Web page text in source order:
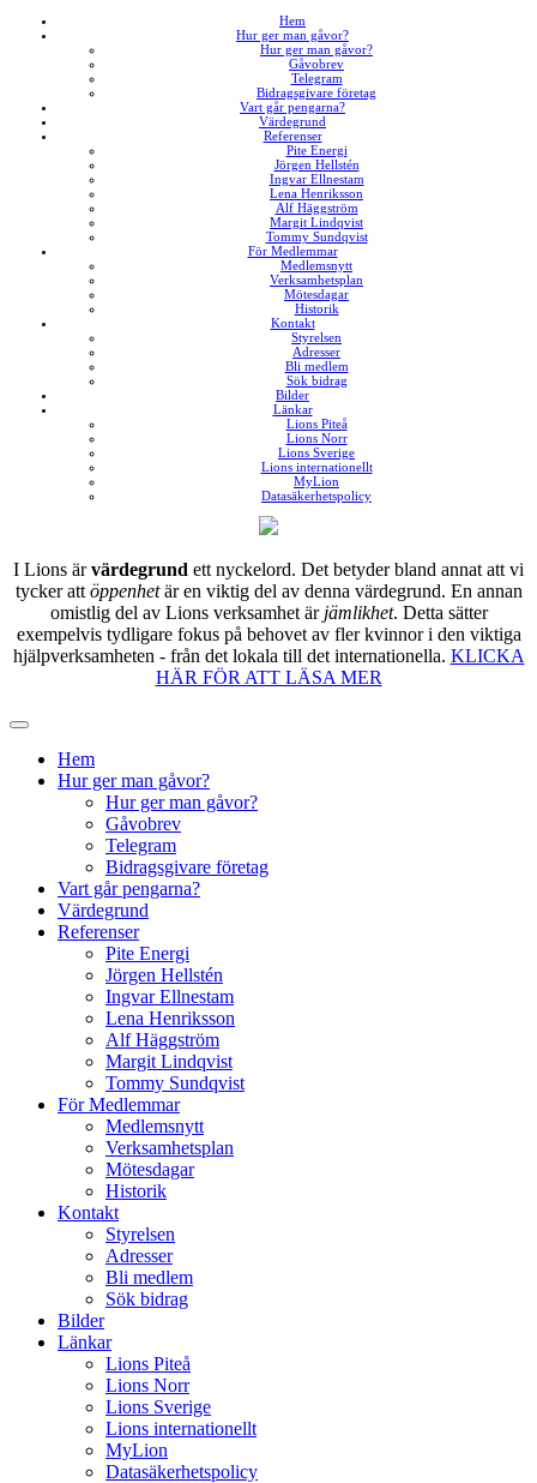
Skip
Content
Hem
Hur ger man gåvor?
Hur ger man gåvor?
Gåvobrev
Telegram
Bidragsgivare företag
Vart går pengarna?
Värdegrund
Referenser
Pite Energi
Jörgen Hellstén
Ingvar Ellnestam
Lena Henriksson
Alf Häggström
Margit Lindqvist
Tommy Sundqvist
För Medlemmar
Medlemsnytt
Verksamhetsplan
Mötesdagar
Historik
Kontakt
Styrelsen
Adresser
Bli medlem
Sök bidrag
Bilder
Länkar
Lions Piteå
Lions Norr
Lions Sverige
Lions internationellt
MyLion
Datasäkerhetspolicy
I Lions ärvärdegrund ett nyckelord. Det betyder bland annat att vi
tycker att öppenhetär en viktig del av denna värdegrund. En annan
omistlig del av Lions verksamhet är jämlikhet. Detta sätter
exempelvis tydligare fokus på behovet av fler kvinnor i den viktiga
hjälpverksamheten - från det lokala till det internationella. KLICKA
HÄR FÖR ATT LÄSA MER
Hem
Hur ger man gåvor?
Hur ger man gåvor?
Gåvobrev
Telegram
Bidragsgivare företag
Vart går pengarna?
Värdegrund
Referenser
Pite Energi
Jörgen Hellstén
Ingvar Ellnestam
Lena Henriksson
Alf Häggström
Margit Lindqvist
Tommy Sundqvist
För Medlemmar
Medlemsnytt
Verksamhetsplan
Mötesdagar
Historik
Kontakt
Styrelsen
Adresser
Bli medlem
Sök bidrag
Bilder
Länkar
Lions Piteå
Lions Norr
Lions Sverige
Lions internationellt
MyLion
Datasäkerhetspolicy